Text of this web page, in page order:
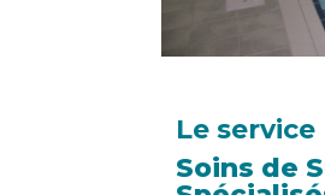
Le service
Soins de